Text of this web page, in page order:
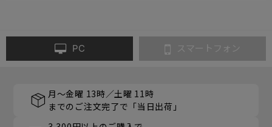
PC スマートフォン
月～金曜 13時／土曜 11時
までのご注文完了で「当日出荷」